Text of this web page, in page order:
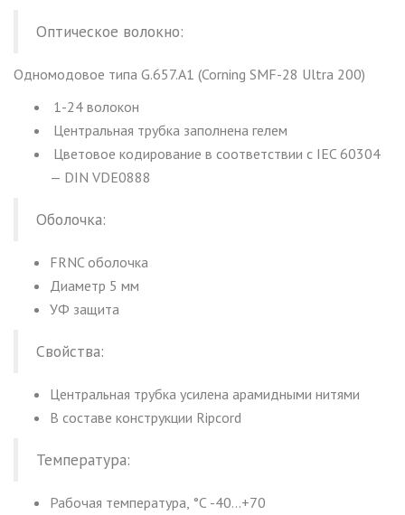
Оптическое волокно:
Одномодовое типа G.657.A1 (Corning SMF-28 Ultra 200)
1-24 волокон
Центральная трубка заполнена гелем
Цветовое кодирование в соответствии с IEC 60304
— DIN VDE0888
Оболочка:
FRNC оболочка
Диаметр 5 мм
УФ защита
Свойства:
Центральная трубка усилена арамидными нитями
В составе конструкции Ripcord
Температура:
Рабочая температура, °С -40…+70